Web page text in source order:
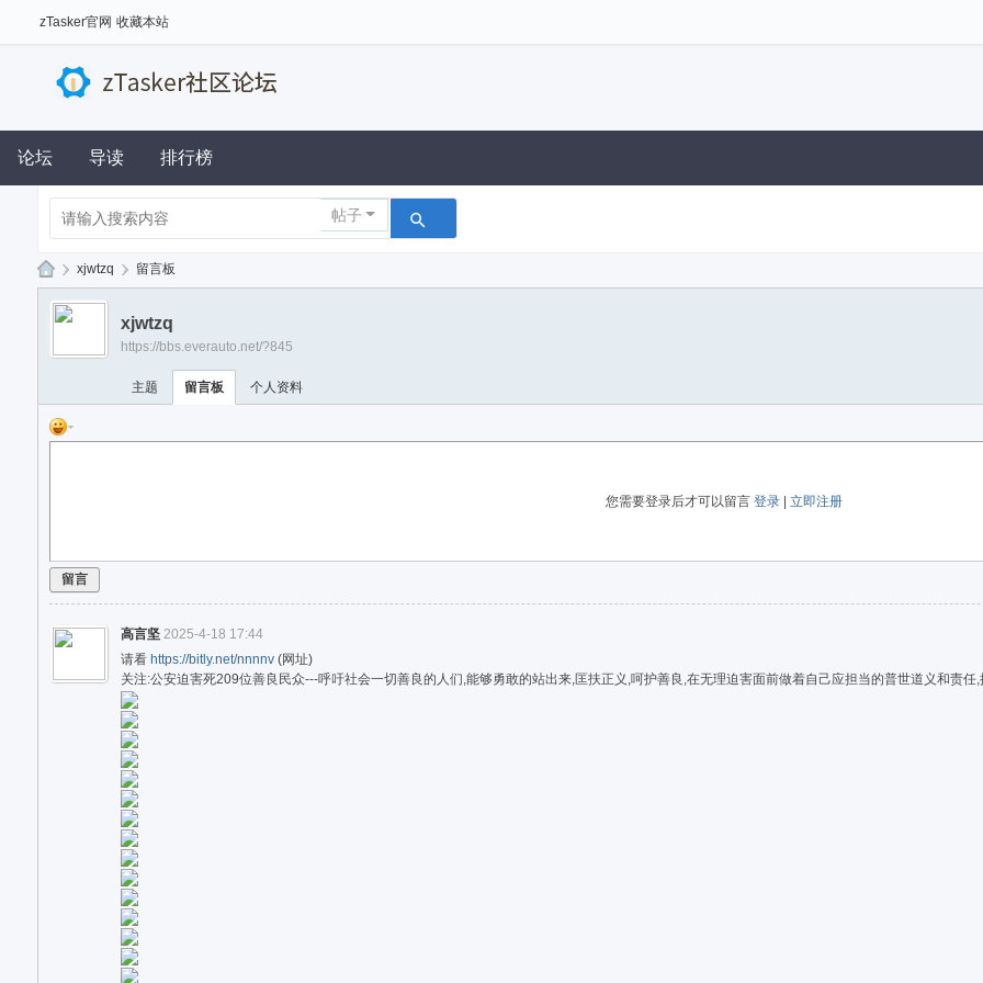
zTasker官网 收藏本站
论坛 导读 排行榜
帖子
社
› xjwtzq › 留言板
xjwtzq
https://bbs.everauto.net/?845
主题 留言板 个人资料
您需要登录后才可以留言登录 |立即注册
留言
高言坚 2025-4-18 17:44
请看 https://bitly.net/nnnnv(网址)
关注:公安迫害死209位善良民众---呼吁社会一切善良的人们,能够勇敢的站出来,匡扶正义,呵护善良,在无理迫害面前做着自己应担当的普世道义和责任